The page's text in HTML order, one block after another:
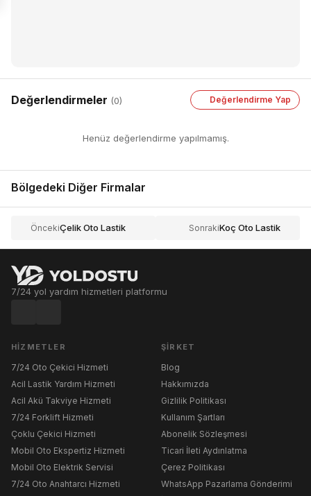
Değerlendirmeler (0) Değerlendirme Yap
Henüz değerlendirme yapılmamış.
Bölgedeki Diğer Firmalar
ÖncekiÇelik Oto Lastik SonrakiKoç Oto Lastik
7/24 yol yardım hizmetleri platformu
HIZMETLER
7/24 Oto Çekici Hizmeti
Acil Lastik Yardım Hizmeti
Acil Akü Takviye Hizmeti
7/24 Forklift Hizmeti
Çoklu Çekici Hizmeti
Mobil Oto Ekspertiz Hizmeti
Mobil Oto Elektrik Servisi
7/24 Oto Anahtarcı Hizmeti
ŞIRKET
Blog
Hakkımızda
Gizlilik Politikası
Kullanım Şartları
Abonelik Sözleşmesi
Ticari İleti Aydınlatma
Çerez Politikası
WhatsApp Pazarlama Gönderimi